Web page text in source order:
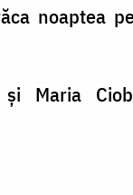
noaptea
Maria